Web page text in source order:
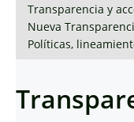
Transparencia y
Nueva
Políticas,